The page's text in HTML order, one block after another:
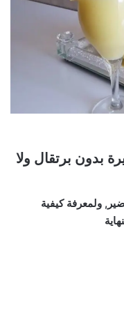
بدون برتقال ولا
ولمعرفة كيفية